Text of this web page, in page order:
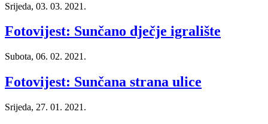
Srijeda, 03. 03. 2021.
Fotovijest: Sunčano dječje igralište
Subota, 06. 02. 2021.
Fotovijest: Sunčana strana ulice
Srijeda, 27. 01. 2021.